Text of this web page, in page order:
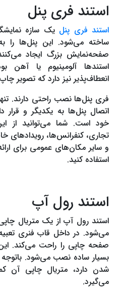
استند فری پنل
استند فری پنل یک سازه
ساخته می‌شود. این پنل‌ها
صفحه‌نمایش بزرگ ایجاد
استندها آلومینیوم یا
انعطاف‌پذیر نیز دارد که تصویر
فری پنل‌ها نصب راحتی دارند.
اتصال پنل‌ها به یکدیگر و
خود است. شما می‌توانید از
تجاری، کنفرانس‌ها، رویدادهای
و سایر مکان‌های عمومی برای
استفاده کنید.
استند رول آپ
استند رول آپ از یک متریال
می‌شود. در داخل قاب فنری
صفحه چاپی را راحت می‌کند.
بسیار ساده نصب می‌شود. باتوجه
شدن دارد، متریال چاپی آن
می‌گیرد.